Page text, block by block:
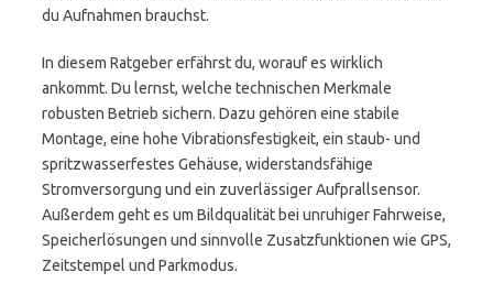
du Aufnahmen brauchst.
In diesem Ratgeber erfährst du, worauf es wirklich
ankommt. Du lernst, welche technischen Merkmale
robusten Betrieb sichern. Dazu gehören eine stabile
Montage, eine hohe Vibrationsfestigkeit, ein staub- und
spritzwasserfestes Gehäuse, widerstandsfähige
Stromversorgung und ein zuverlässiger Aufprallsensor.
Außerdem geht es um Bildqualität bei unruhiger Fahrweise,
Speicherlösungen und sinnvolle Zusatzfunktionen wie GPS,
Zeitstempel und Parkmodus.